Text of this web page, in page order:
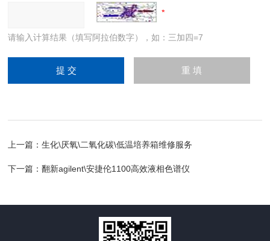
请输入计算结果（填写阿拉伯数字），如：三加四=7
上一篇：生化\厌氧\二氧化碳\低温培养箱维修服务
下一篇：翻新agilent\安捷伦1100高效液相色谱仪